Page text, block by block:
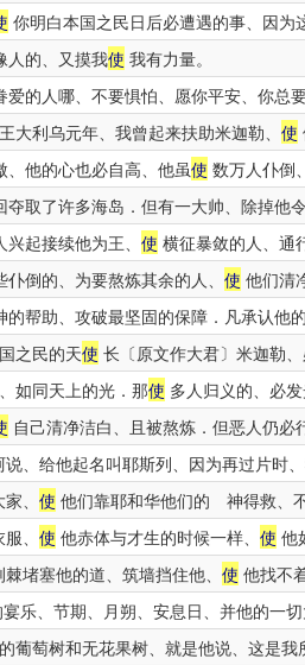
你明白本国之民日后必遭遇的事、因为
人的、又摸我使 我有力量。
爱的人哪、不要惧怕、愿你平安、你总
大利乌元年、我曾起来扶助米迦勒、 使
、他的心也必自高、他虽使 数万人仆倒
夺取了许多海岛．但有一大帅、除掉他
起接续他为王、 使 横征暴敛的人、通
倒的、为要熬炼其余的人、 使 他们清
的帮助、攻破最坚固的保障．凡承认他
之民的天使 长〔原文作大君〕米迦勒
如同天上的光．那使 多人归义的、必
自己清净洁白、且被熬炼．但恶人仍必
、给他起名叫耶斯列、因为再过片时
、 使 他们靠耶和华他们的 神得救、
、 使 他赤体与才生的时候一样、 使 他
堵塞他的道、筑墙挡住他、 使 他找不
乐、节期、月朔、安息日、并他的一切
葡萄树和无花果树、就是他说、这是